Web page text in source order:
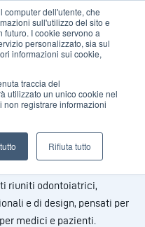
computer dell'utente, che
sull'utilizzo del sito e
I cookie servono a
personalizzato, sia sul
informazioni sui cookie,
traccia del
utilizzato un unico cookie nel
non registrare informazioni
Rifiuta tutto
odontoiatria
riuniti odontoiatrici,
e di design, pensati per
medici e pazienti.